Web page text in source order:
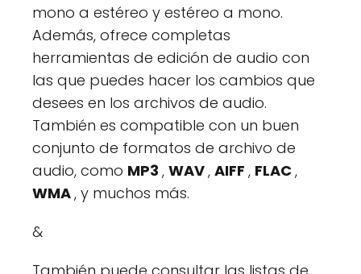
mono a estéreo y estéreo a mono.
Además, ofrece completas
herramientas de edición de audio con
las que puedes hacer los cambios que
desees en los archivos de audio.
También es compatible con un buen
conjunto de formatos de archivo de
audio, como MP3 , WAV, AIFF , FLAC,
WMA, y muchos más.
&